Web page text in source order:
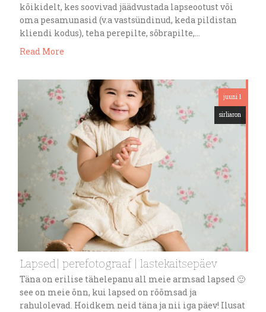
kõikidelt, kes soovivad jäädvustada lapseootust või
oma pesamunasid (v.a vastsündinud, keda pildistan
kliendi kodus), teha perepilte, sõbrapilte,…
Read More
juuni 1
sirliaron
Lapsed| perefotograaf | lastekaitsepäev
Täna on erilise tähelepanu all meie armsad lapsed 🙂
see on meie õnn, kui lapsed on rõõmsad ja
rahulolevad. Hoidkem neid täna ja nii iga päev! Ilusat